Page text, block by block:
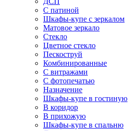
С патиной
Шкафы-купе с зеркалом
Матовое зеркало
Стекло
Цветное стекло
Пескоструй
Комбинированные
С витражами
С фотопечатью
Назначение
Шкафы-купе в гостиную
В коридор
В прихожую
Шкафы-купе в спальню